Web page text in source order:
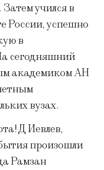
учился в
России, успешно
в
сегодняшний
академиком АН
вузах.
Д Иевлев,
произошли
Рамзан